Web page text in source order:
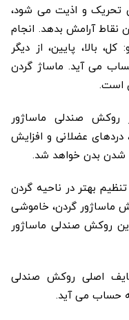
تحریک و اذیت می شود،
نقاط آرامش بدهد. انجام
بالا، پایین، از دیگر
می آید. ماساژ گردن
است.
روکش صندلی ماساژور
عضلانی و افزایش
بدن خواهد شد.
بهتر در ناحیه گردن
ماساژور گردن، خاموشی
امکانات این روکش صندلی ماساژور
اصلی روکش صندلی